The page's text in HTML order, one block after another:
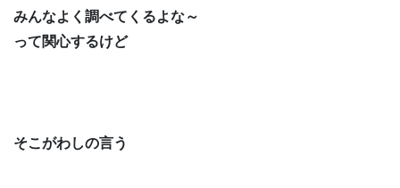
みんなよく調べてくるよな～
って関心するけど
そこがわしの言う